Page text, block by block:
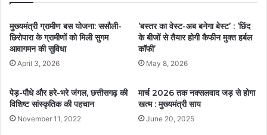
मुख्यमंत्री ग्रामीण बस योजना: ससौली-
छिरोपारा के ग्रामीणों को मिली सुगम
आवागमन की सुविधा
April 3, 2026
’बस्तर का वेस्ट-अब बनेगा बेस्ट’ : ’छिंद
के बीजों से तैयार होगी कैफीन मुक्त हर्बल
कॉफी’
May 8, 2026
पेड़-पौधे और हरे-भरे जंगल, छत्तीसगढ़ की
विशिष्ट सांस्कृतिक की पहचान
November 11, 2022
मार्च 2026 तक नक्सलवाद जड़ से होगा
खत्म : मुख्यमंत्री साय
June 20, 2025